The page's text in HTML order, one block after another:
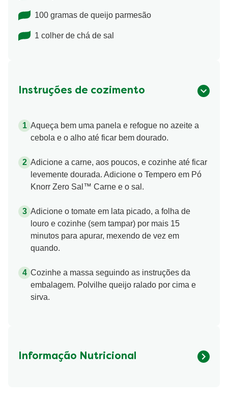
100 gramas de queijo parmesão
1 colher de chá de sal
Instruções de cozimento
Aqueça bem uma panela e refogue no azeite a
cebola e o alho até ficar bem dourado.
Adicione a carne, aos poucos, e cozinhe até ficar
levemente dourada. Adicione o Tempero em Pó
Knorr Zero Sal™ Carne e o sal.
Adicione o tomate em lata picado, a folha de
louro e cozinhe (sem tampar) por mais 15
minutos para apurar, mexendo de vez em
quando.
Cozinhe a massa seguindo as instruções da
embalagem. Polvilhe queijo ralado por cima e
sirva.
Informação Nutricional